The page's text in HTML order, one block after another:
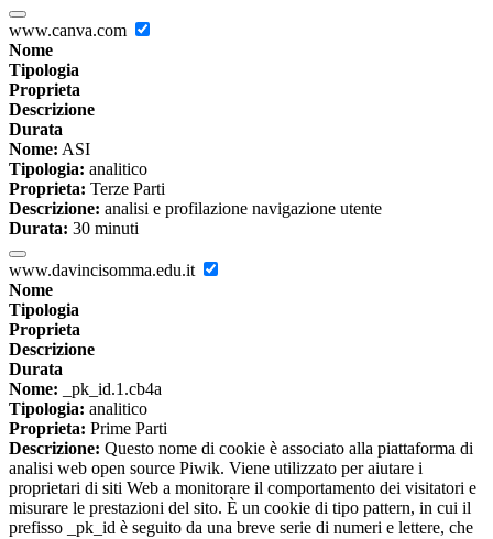
www.canva.com
Nome
Tipologia
Proprieta
Descrizione
Durata
Nome: ASI
Tipologia: analitico
Proprieta: Terze Parti
Descrizione: analisi e profilazione navigazione utente
Durata: 30 minuti
www.davincisomma.edu.it
Nome
Tipologia
Proprieta
Descrizione
Durata
Nome: _pk_id.1.cb4a
Tipologia: analitico
Proprieta: Prime Parti
Descrizione: Questo nome di cookie è associato alla piattaforma di
analisi web open source Piwik. Viene utilizzato per aiutare i
proprietari di siti Web a monitorare il comportamento dei visitatori e
misurare le prestazioni del sito. È un cookie di tipo pattern, in cui il
prefisso _pk_id è seguito da una breve serie di numeri e lettere, che